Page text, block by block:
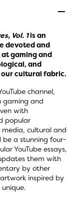
Vol. 1is an
devoted and
gaming and
and
cultural fabric.
channel,
gaming and
with
popular
cultural and
a stunning four-
YouTube essays,
them with
by other
inspired by